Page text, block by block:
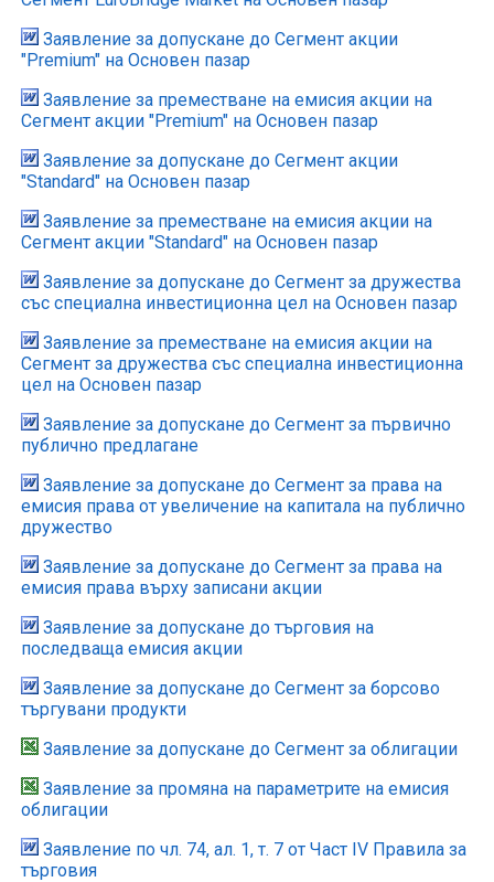
Заявление за допускане до Сегмент акции
"Premium" на Основен пазар
Заявление за преместване на емисия акции на
Сегмент акции "Premium" на Основен пазар
Заявление за допускане до Сегмент акции
"Standard" на Основен пазар
Заявление за преместване на емисия акции на
Сегмент акции "Standard" на Основен пазар
Заявление за допускане до Сегмент за дружества
със специална инвестиционна цел на Основен пазар
Заявление за преместване на емисия акции на
Сегмент за дружества със специална инвестиционна
цел на Основен пазар
Заявление за допускане до Сегмент за първично
публично предлагане
Заявление за допускане до Сегмент за права на
емисия права от увеличение на капитала на публично
дружество
Заявление за допускане до Сегмент за права на
емисия права върху записани акции
Заявление за допускане до търговия на
последваща емисия акции
Заявление за допускане до Сегмент за борсово
търгувани продукти
Заявление за допускане до Сегмент за облигации
Заявление за промяна на параметрите на емисия
облигации
Заявление по чл. 74, ал. 1, т. 7 от Част IV Правила за
търговия